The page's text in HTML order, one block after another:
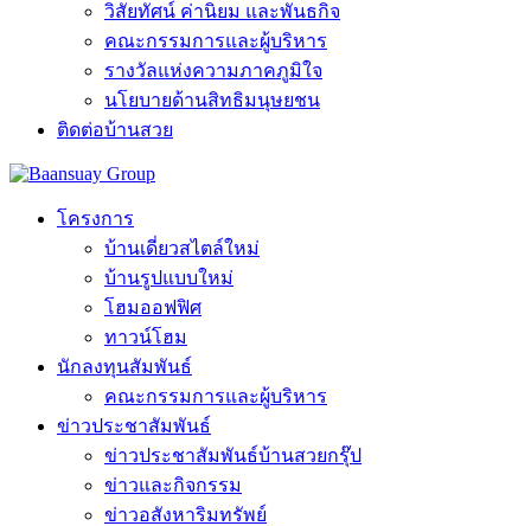
วิสัยทัศน์ ค่านิยม และพันธกิจ
คณะกรรมการและผู้บริหาร
รางวัลแห่งความภาคภูมิใจ
นโยบายด้านสิทธิมนุษยชน
ติดต่อบ้านสวย
โครงการ
บ้านเดี่ยวสไตล์ใหม่
บ้านรูปแบบใหม่
โฮมออฟฟิศ
ทาวน์โฮม
นักลงทุนสัมพันธ์
คณะกรรมการและผู้บริหาร
ข่าวประชาสัมพันธ์
ข่าวประชาสัมพันธ์บ้านสวยกรุ๊ป
ข่าวและกิจกรรม
ข่าวอสังหาริมทรัพย์